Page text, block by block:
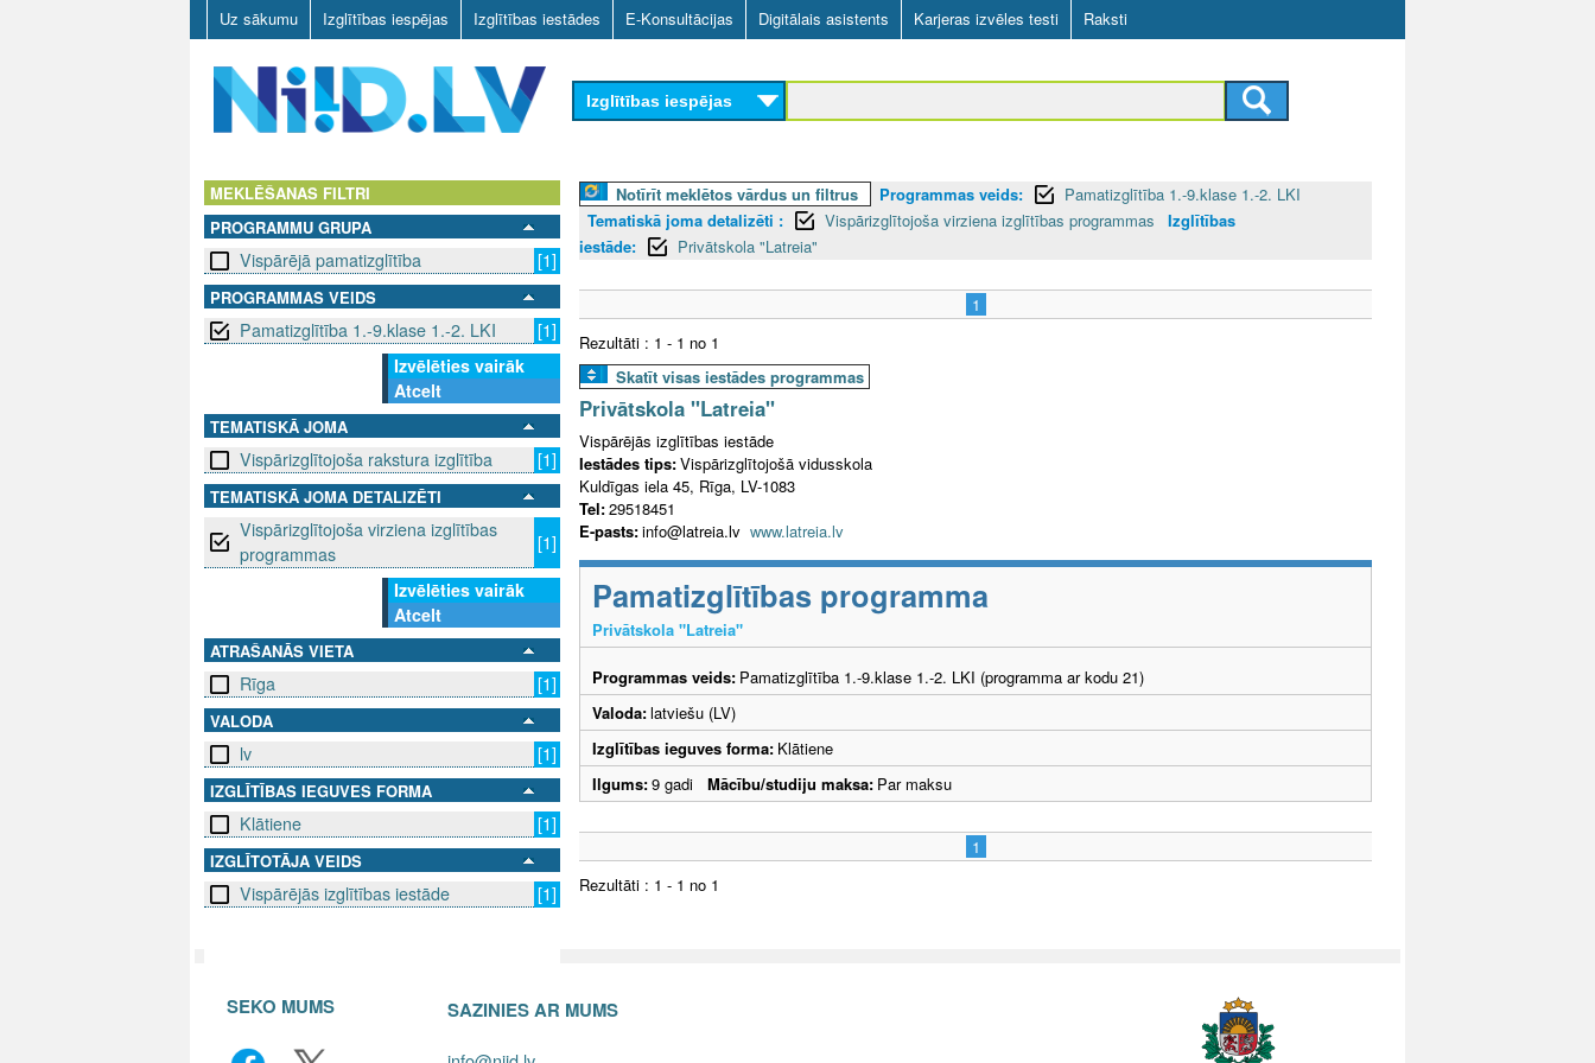
Skip
to
main
content
Uz sākumu Izglītības iespējas Izglītības iestādes E-Konsultācijas Digitālais asistents Karjeras izvēles testi Raksti
D
V
Izglītības iespējas
MEKLĒŠANAS FILTRI
PROGRAMMU GRUPA
Vispārējā pamatizglītība [1]
PROGRAMMAS VEIDS
Pamatizglītība 1.-9.klase 1.-2. LKI
[1]
Izvēlēties vairāk
Atcelt
TEMATISKĀ JOMA
Vispārizglītojoša rakstura izglītība [1]
TEMATISKĀ JOMA DETALIZĒTI
Vispārizglītojoša virziena izglītības
programmas
[1]
Izvēlēties vairāk
Atcelt
ATRAŠANĀS VIETA
Rīga [1]
VALODA
lv [1]
IZGLĪTĪBAS IEGUVES FORMA
Klātiene [1]
IZGLĪTOTĀJA VEIDS
Vispārējās izglītības iestāde [1]
Notīrīt meklētos vārdus un filtrus Programmas veids:
Pamatizglītība 1.-9.klase 1.-2. LKI
Tematiskā joma detalizēti :
Vispārizglītojoša virziena izglītības programmas
Izglītības
iestāde:
Privātskola "Latreia"
1
Rezultāti : 1 - 1 no 1
Skatīt visas iestādes programmas
Privātskola "Latreia"
Vispārējās izglītības iestāde
Iestādes tips:Vispārizglītojošā vidusskola
Kuldīgas iela 45, Rīga, LV-1083
Tel:29518451
E-pasts:info@latreia.lv www.latreia.lv
Pamatizglītības programma
Privātskola "Latreia"
Programmas veids: Pamatizglītība 1.-9.klase 1.-2. LKI (programma ar kodu 21)
Valoda:latviešu (LV)
Izglītības ieguves forma: Klātiene
Ilgums:9 gadi Mācību/studiju maksa: Par maksu
1
Rezultāti : 1 - 1 no 1
SEKO MUMS SAZINIES AR MUMS